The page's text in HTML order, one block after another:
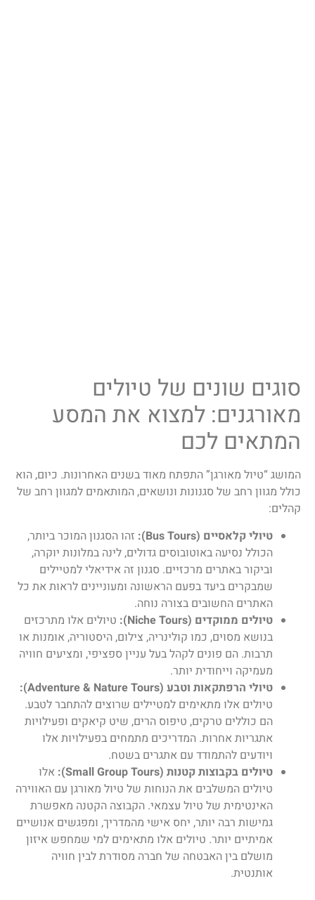
סוגים שונים של טיולים
מאורגנים: למצוא את המסע
המתאים לכם
המושג “טיול מאורגן” התפתח מאוד בשנים האחרונות. כיום, הוא
כולל מגוון רחב של סגנונות ונושאים, המותאמים למגוון רחב של
קהלים:
טיולי קלאסיים (Bus Tours):
זהו הסגנון המוכר ביותר,
הכולל נסיעה באוטובוסים גדולים, לינה במלונות יוקרה,
וביקור באתרים מרכזיים. סגנון זה אידיאלי למטיילים
שמבקרים ביעד בפעם הראשונה ומעוניינים לראות את כל
האתרים החשובים בצורה נוחה.
טיולים ממוקדים (Niche Tours):
טיולים אלו מתרכזים
בנושא מסוים, כמו קולינריה, צילום, היסטוריה, אומנות או
תרבות. הם פונים לקהל בעל עניין ספציפי, ומציעים חוויה
מעמיקה וייחודית יותר.
טיולי הרפתקאות וטבע (Adventure & Nature Tours):
טיולים אלו מתאימים למטיילים שרוצים להתחבר לטבע.
הם כוללים טרקים, טיפוס הרים, שיט קיאקים ופעילויות
אתגריות אחרות. המדריכים מתמחים בפעילויות אלו
ויודעים להתמודד עם אתגרים בשטח.
טיולים בקבוצות קטנות (Small Group Tours):
אלו
טיולים המשלבים את הנוחות של טיול מאורגן עם האווירה
האינטימית של טיול עצמאי. הקבוצה הקטנה מאפשרת
גמישות רבה יותר, יחס אישי מהמדריך, ומפגשים אנושיים
אמיתיים יותר. טיולים אלו מתאימים למי שמחפש איזון
מושלם בין האבטחה של חברה מסודרת לבין חוויה
אותנטית.